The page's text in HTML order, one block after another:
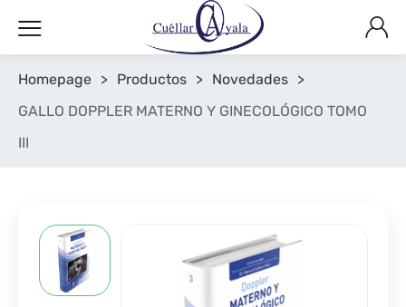
Homepage > Productos > Novedades >
GALLO DOPPLER MATERNO Y GINECOLÓGICO TOMO
III